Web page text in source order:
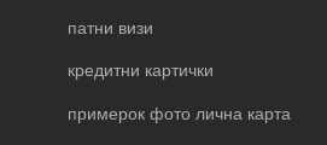
патни визи
кредитни картички
примерок фото лична карта